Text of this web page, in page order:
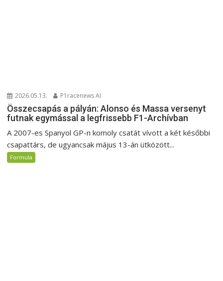
2026.05.13. P1racenews AI
Összecsapás a pályán: Alonso és Massa versenyt
futnak egymással a legfrissebb F1-Archívban
A 2007-es Spanyol GP-n komoly csatát vívott a két későbbi
csapattárs, de ugyancsak május 13-án ütközött...
Formula